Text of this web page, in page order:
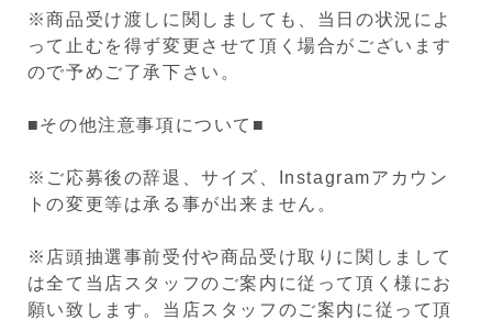
※商品受け渡しに関しましても、当日の状況によ
って止むを得ず変更させて頂く場合がございます
ので予めご了承下さい。
■その他注意事項について■
※ご応募後の辞退、サイズ、Instagramアカウン
トの変更等は承る事が出来ません。
※店頭抽選事前受付や商品受け取りに関しまして
は全て当店スタッフのご案内に従って頂く様にお
願い致します。当店スタッフのご案内に従って頂